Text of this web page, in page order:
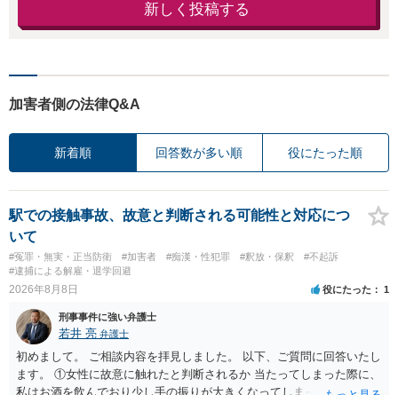
新しく投稿する
加害者側の法律Q&A
新着順 回答数が多い順 役にたった順
駅での接触事故、故意と判断される可能性と対応につ
いて
#冤罪・無実・正当防衛 #加害者 #痴漢・性犯罪 #釈放・保釈
#不起訴
#逮捕による解雇・退学回避
2026年8月8日 役にたった 1
刑事事件に強い弁護士
若井 亮 弁護士
初めまして。 ご相談内容を拝見しました。 以下、ご質問に回答いたし
ます。 ①女性に故意に触れたと判断されるか 当たってしまった際に、
私はお酒を飲んでおり少し手の振りが大きくなってしまっていたこと